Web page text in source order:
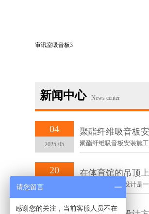
审讯室吸音板3
新闻中心 News center
04
2025-05
聚酯纤维吸音板
聚酯纤维吸音板安装施
20 在体育馆的吊顶
体育馆室内装修设计是
20
请您留言
感谢您的关注，当前客服人员不在